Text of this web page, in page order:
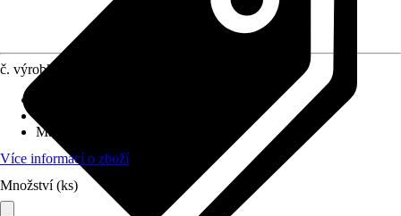
č. výrobku
Materiál
Více informací o zboží
Množství (ks)